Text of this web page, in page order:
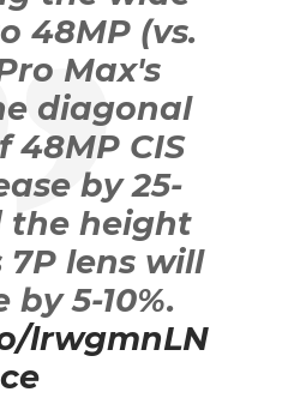
48MP (vs.
Max's
diagonal
48MP CIS
by 25-
the height
7P lens will
by 5-10%.
lrwgmnLN
ce